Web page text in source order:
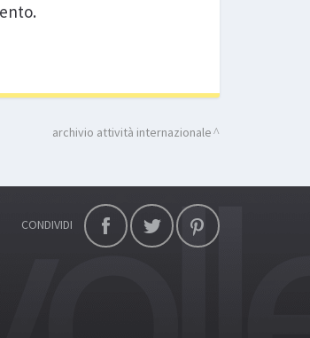
archivio attività internazionale
CONDIVIDI